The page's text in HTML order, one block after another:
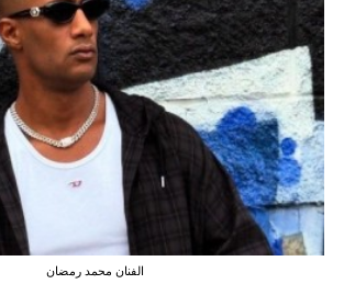
الفنان محمد رمضان